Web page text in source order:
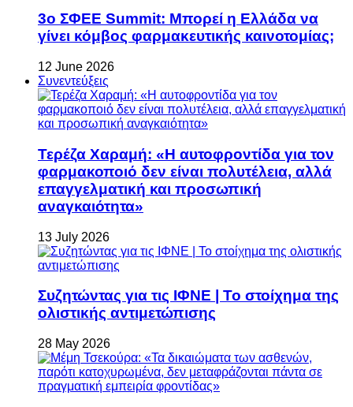
3ο ΣΦΕΕ Summit: Μπορεί η Ελλάδα να
γίνει κόμβος φαρμακευτικής καινοτομίας;
12 June 2026
Συνεντεύξεις
Τερέζα Χαραμή: «Η αυτοφροντίδα για τον
φαρμακοποιό δεν είναι πολυτέλεια, αλλά
επαγγελματική και προσωπική
αναγκαιότητα»
13 July 2026
Συζητώντας για τις ΙΦΝΕ | Το στοίχημα της
ολιστικής αντιμετώπισης
28 May 2026